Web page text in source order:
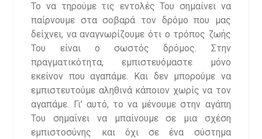
Το να τηρούμε τις εντολές Του σημαίνει να
παίρνουμε στα σοβαρά τον δρόμο που μας
δείχνει, να αναγνωρίζουμε ότι ο τρόπος ζωής
Του είναι ο σωστός δρόμος. Στην
πραγματικότητα, εμπιστευόμαστε μόνο
εκείνον που αγαπάμε. Και δεν μπορούμε να
εμπιστευτούμε αληθινά κάποιον χωρίς να τον
αγαπάμε. Γι’ αυτό, το να μένουμε στην αγάπη
Του σημαίνει να μπαίνουμε σε μια σχέση
εμπιστοσύνης και όχι σε ένα σύστημα